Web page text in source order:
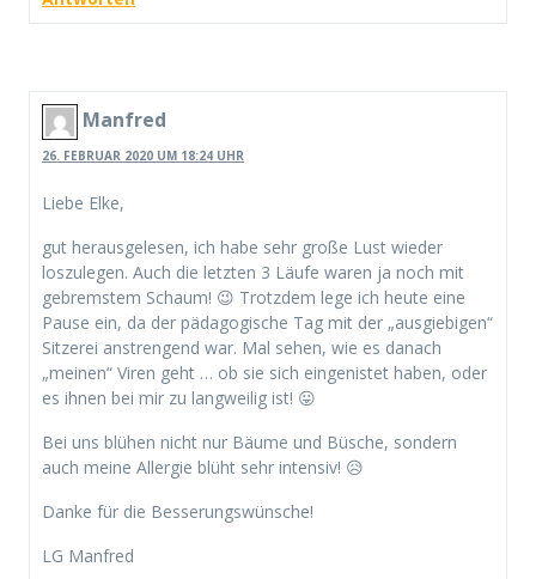
Manfred
26. FEBRUAR 2020 UM 18:24 UHR
Liebe Elke,
gut herausgelesen, ich habe sehr große Lust wieder
loszulegen. Auch die letzten 3 Läufe waren ja noch mit
gebremstem Schaum! 😉 Trotzdem lege ich heute eine
Pause ein, da der pädagogische Tag mit der „ausgiebigen“
Sitzerei anstrengend war. Mal sehen, wie es danach
„meinen“ Viren geht … ob sie sich eingenistet haben, oder
es ihnen bei mir zu langweilig ist! 😛
Bei uns blühen nicht nur Bäume und Büsche, sondern
auch meine Allergie blüht sehr intensiv! 😥
Danke für die Besserungswünsche!
LG Manfred